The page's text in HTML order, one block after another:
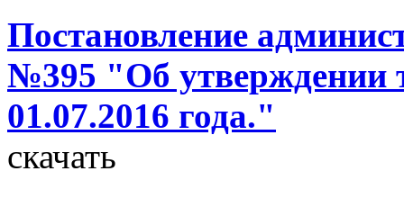
Постановление
№395 "Об утверждении
01.07.2016 года."
скачать